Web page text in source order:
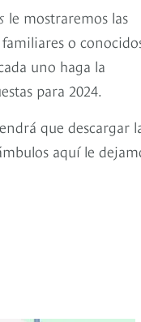
le mostraremos las
o
uno haga la
para 2024.
que descargar
aquí le